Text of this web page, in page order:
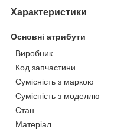
Характеристики
Основні атрибути
Виробник
Код запчастини
Сумісність з маркою
Сумісність з моделлю
Стан
Матеріал